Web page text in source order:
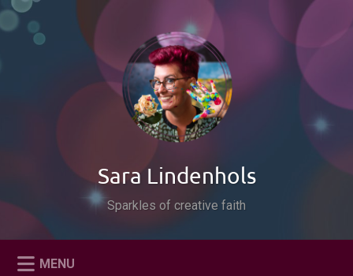
Naar
inhoud
Zoeken
Sara Lindenhols
Sparkles of creative faith
MENU